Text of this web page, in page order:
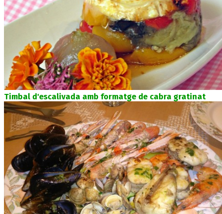
Timbal d'escalivada amb formatge de cabra gratinat